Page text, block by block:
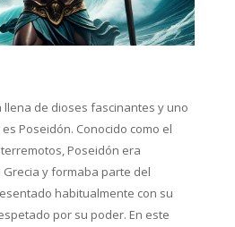
llena de dioses fascinantes y uno
Poseidón. Conocido como el
Poseidón era
y formaba parte del
habitualmente con su
por su poder. En este